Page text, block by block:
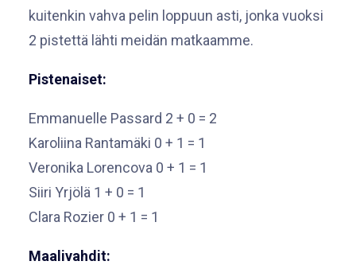
kuitenkin vahva pelin loppuun asti, jonka vuoksi
2 pistettä lähti meidän matkaamme.
Pistenaiset:
Emmanuelle Passard 2 + 0 = 2
Karoliina Rantamäki 0 + 1 = 1
Veronika Lorencova 0 + 1 = 1
Siiri Yrjölä 1 + 0 = 1
Clara Rozier 0 + 1 = 1
Maalivahdit: